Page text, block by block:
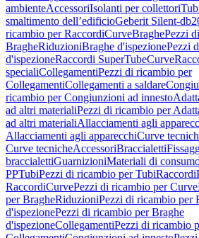
ambienteAccessoriIsolanti per collettori
smaltimento dell’edificioGeberit Silent-
ricambio per RaccordiCurveBraghePezzi
BragheRiduzioniBraghe d'ispezionePezzi
d'ispezioneRaccordi SuperTubeCurve
specialiCollegamentiPezzi di ricambio per
CollegamentiCollegamenti a saldare
ricambio per Congiunzioni ad innesto
ad altri materialiPezzi di ricambio per
ad altri materialiAllacciamenti agli
Allacciamenti agli apparecchiCurve
Curve tecnicheAccessoriBraccialetti
braccialettiGuarnizioniMateriali di
PPTubiPezzi di ricambio per TubiRaccordi
RaccordiCurvePezzi di ricambio per Curve
per BragheRiduzioniPezzi di ricambio per
d'ispezionePezzi di ricambio per Braghe
d'ispezioneCollegamentiPezzi di ricambio